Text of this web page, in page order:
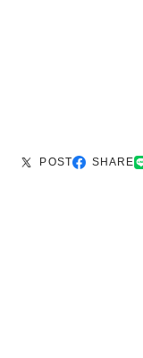
POST SHARE